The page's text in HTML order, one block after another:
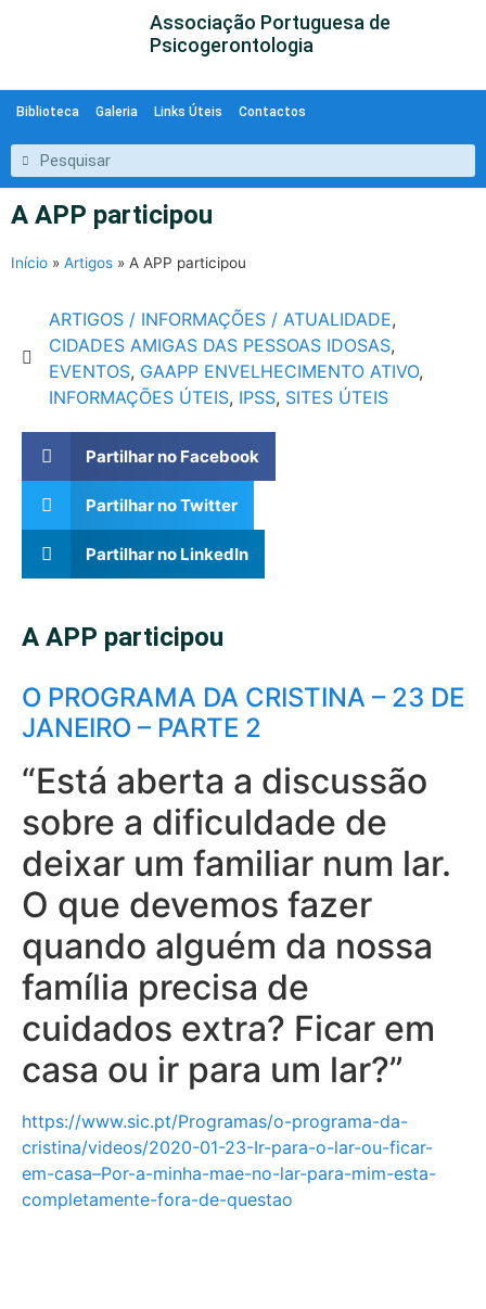
Associação Portuguesa de
Psicogerontologia
Biblioteca Galeria Links Úteis Contactos
A APP participou
Início » Artigos » A APP participou
ARTIGOS / INFORMAÇÕES / ATUALIDADE,
CIDADES AMIGAS DAS PESSOAS IDOSAS,
EVENTOS, GAAPP ENVELHECIMENTO ATIVO,
INFORMAÇÕES ÚTEIS, IPSS, SITES ÚTEIS
Partilhar no Facebook
Partilhar no Twitter
Partilhar no LinkedIn
A APP participou
O PROGRAMA DA CRISTINA – 23 DE
JANEIRO – PARTE 2
“Está aberta a discussão
sobre a dificuldade de
deixar um familiar num lar.
O que devemos fazer
quando alguém da nossa
família precisa de
cuidados extra? Ficar em
casa ou ir para um lar?”
https://www.sic.pt/Programas/o-programa-da-
cristina/videos/2020-01-23-Ir-para-o-lar-ou-ficar-
em-casa–Por-a-minha-mae-no-lar-para-mim-esta-
completamente-fora-de-questao